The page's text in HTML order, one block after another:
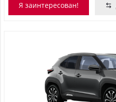
Я заинтересован!